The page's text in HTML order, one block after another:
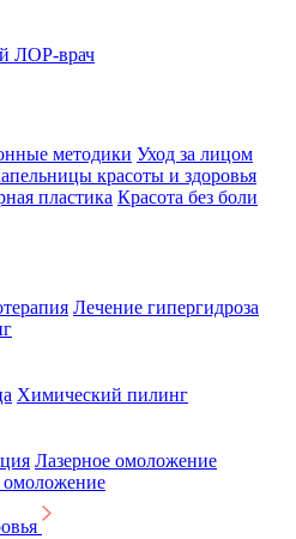
ЛОР-врач
методики Уход за лицом
красоты и здоровья
пластика Красота без боли
Лечение гипергидроза
Химический пилинг
Лазерное омоложение